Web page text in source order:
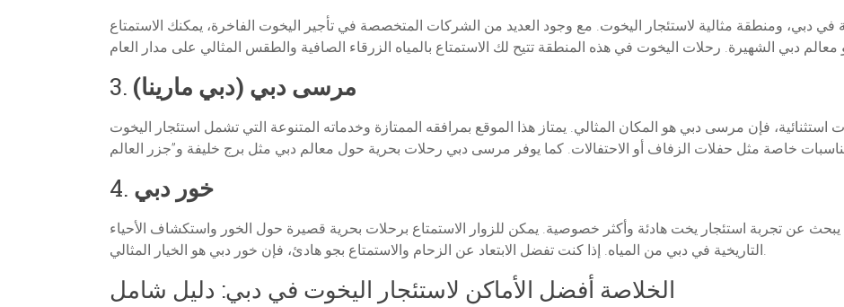
في دبي، ومنطقة مثالية لاستئجار اليخوت. مع وجود العديد من الشركات المتخصصة في تأجير اليخوت الفاخرة، يمكنك الاستمتاع
3. مرسى دبي (دبي مارينا)
فإن مرسى دبي هو المكان المثالي. يمتاز هذا الموقع بمرافقه الممتازة وخدماته المتنوعة التي تشمل استئجار اليخوت
4. خور دبي
يبحث عن تجربة استئجار يخت هادئة وأكثر خصوصية. يمكن للزوار الاستمتاع برحلات بحرية قصيرة حول الخور واستكشاف الأحياء
التاريخية في دبي من المياه. إذا كنت تفضل الابتعاد عن الزحام والاستمتاع بجو هادئ، فإن خور دبي هو الخيار المثالي.
الخلاصة أفضل الأماكن لاستئجار اليخوت في دبي: دليل شامل